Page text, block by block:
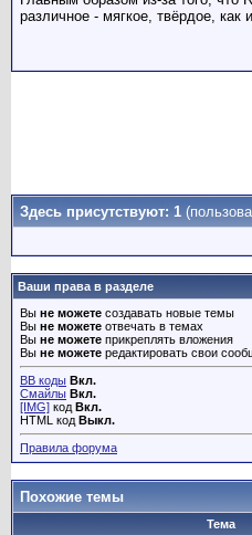
BSS Какие твёрдые?
BigRedCat На какой из
различное - мягкое, твёрдое, как
Здесь присутствуют: 1
Ваши права в разделе
Вы не можете создавать новые темы
Вы не можете отвечать в темах
Вы не можете прикреплять вложения
Вы не можете редактировать свои
BB коды Вкл.
Смайлы Вкл.
[IMG] код Вкл.
HTML код Выкл.
Правила форума
Похожие темы
Тема